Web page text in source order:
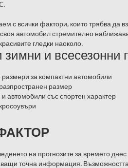
с всички фактори, които трябва да
автомобил стремително
гледки наоколо.
и всесезонни
за компактни автомобили
размер
автомобили със спортен характер
на прогнозите за времето
точна информация.